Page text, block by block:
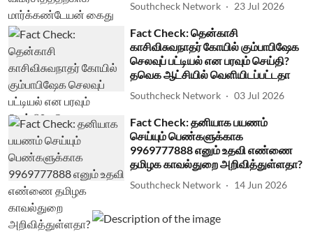
Southcheck Network 23 Jul 2026
Fact Check: தென்காசி
காசிவிசுவநாதர் கோயில் கும்பாபிஷேக
செலவுப் பட்டியல் என பரவும் செய்தி?
தவெக ஆட்சியில் வெளியிடப்பட்டதா
Southcheck Network 03 Jul 2026
Fact Check: தனியாக பயணம்
செய்யும் பெண்களுக்காக
9969777888 எனும் உதவி எண்ணை
தமிழக காவல்துறை அறிவித்துள்ளதா?
Southcheck Network 14 Jun 2026